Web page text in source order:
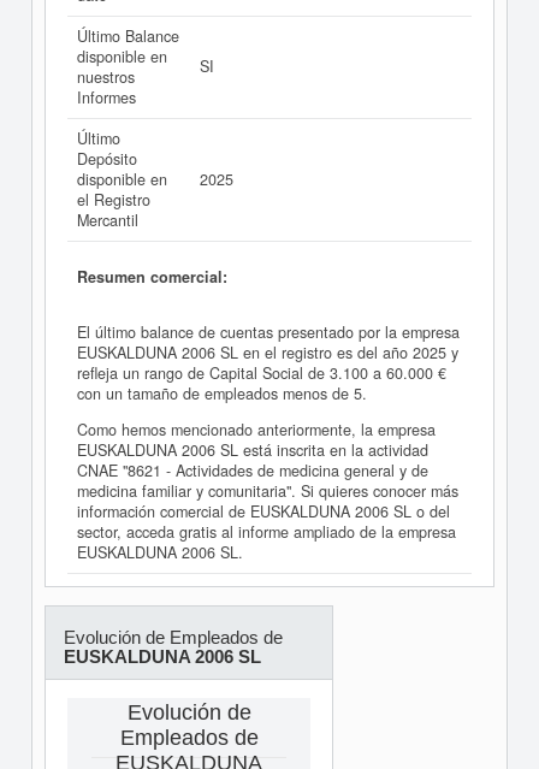
Último Balance
disponible en
nuestros
Informes
SI
Último
Depósito
disponible en
el Registro
Mercantil
2025
Resumen comercial:
El último balance de cuentas presentado por la empresa
EUSKALDUNA 2006 SL en el registro es del año 2025 y
refleja un rango de Capital Social de 3.100 a 60.000 €
con un tamaño de empleados menos de 5.
Como hemos mencionado anteriormente, la empresa
EUSKALDUNA 2006 SL está inscrita en la actividad
CNAE "8621 - Actividades de medicina general y de
medicina familiar y comunitaria". Si quieres conocer más
información comercial de EUSKALDUNA 2006 SL o del
sector, acceda gratis al informe ampliado de la empresa
EUSKALDUNA 2006 SL.
Evolución de Empleados de
EUSKALDUNA 2006 SL
Evolución de
Empleados de
EUSKALDUNA